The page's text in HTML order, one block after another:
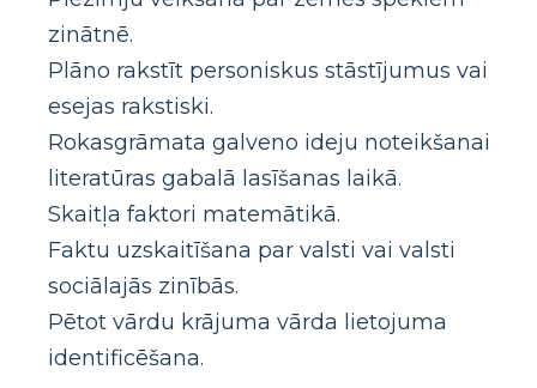
zinātnē.
Plāno rakstīt personiskus stāstījumus vai
esejas rakstiski.
Rokasgrāmata galveno ideju noteikšanai
literatūras gabalā lasīšanas laikā.
Skaitļa faktori matemātikā.
Faktu uzskaitīšana par valsti vai valsti
sociālajās zinībās.
Pētot vārdu krājuma vārda lietojuma
identificēšana.